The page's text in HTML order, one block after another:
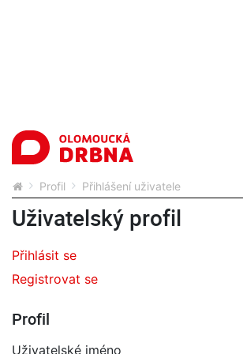
Profil Přihlášení uživatele
Uživatelský profil
Přihlásit se
Registrovat se
Profil
Uživatelské jméno